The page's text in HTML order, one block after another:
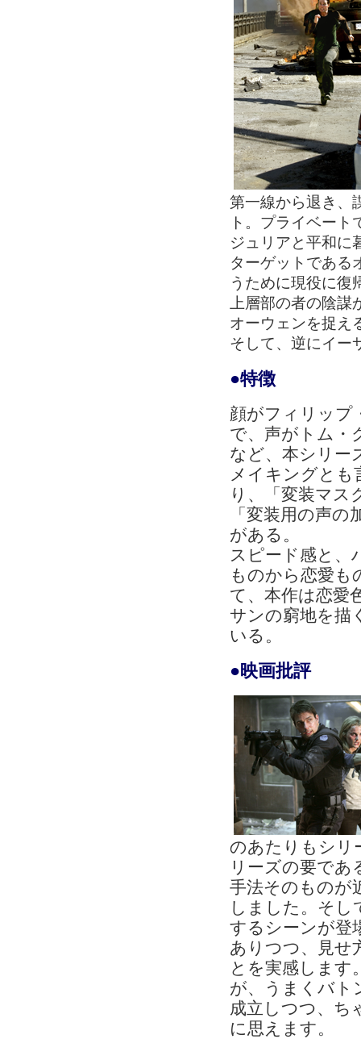
第一線から退き、
ト。プライベー
ジュリアと平和に
ターゲットである
うために現役に復
上層部の者の陰
オーウェンを捉え
そして、逆にイー
●特徴
顔がフィリップ
で、声がトム・
など、本シリー
メイキングと
り、「変装マス
「変装用の声
がある。
スピード感と、
ものから恋愛
て、本作は恋愛
サンの窮地を描
いる。
●映画批評
のあたりもシリ
リーズの要であ
手法そのものが
しました。そし
するシーンが登
ありつつ、見せ
とを実感します
が、うまくバト
成立しつつ、ち
に思えます。